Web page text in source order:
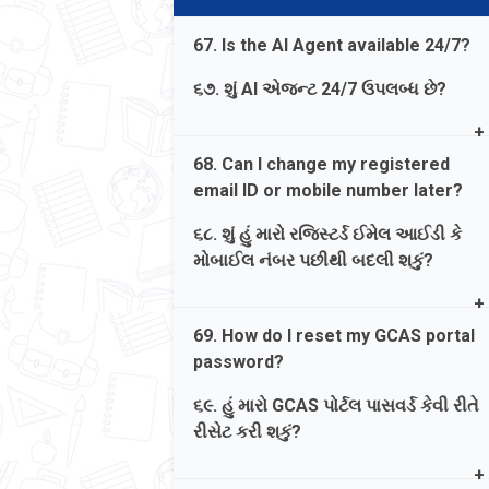
PDF, it was successful. If 'Pending',
you must click Final Submission again.
જવાબ. તમારું સ્ટેટસ તપાસવા માટે પાછા
તે સફળ હતું. જો 'Pending' હોય, તો તમારે
ફરીથી સબમિટ કરવું પડશે.
67. Is the AI Agent available 24/7?
૬૭. શું AI એજન્ટ 24/7 ઉપલબ્ધ છે?
GCAS portal and the automated call
service are designed for immediate,
round-the-clock convenience.
જવાબ. હા, GCAS પોર્ટલ પર AI એજન્ટ
68. Can I change my registered
email ID or mobile number later?
૬૮. શું હું મારો રજિસ્ટર્ડ ઈમેલ આઈડી કે
મોબાઈલ નંબર પછીથી બદલી શકું?
number used for registration are
locked and cannot be changed until
the entire admission process is
completed.
69. How do I reset my GCAS portal
password?
૬૯. હું મારો GCAS પોર્ટલ પાસવર્ડ કેવી રીતે
રીસેટ કરી શકું?